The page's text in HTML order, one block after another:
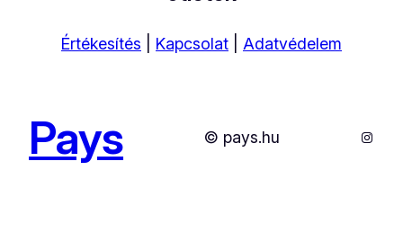
Értékesítés Kapcsolat Adatvédelem
Pays © pays.hu